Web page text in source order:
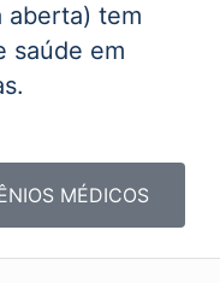
aberta) tem
saúde em
MÉDICOS